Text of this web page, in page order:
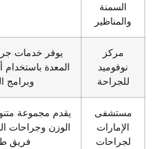
السمنة
والمناظير
مركز
نوفوميد
للجراحة
يوفر خدمات
المعدة باستخدام
وبرامج
مستشفى
الإمارات
لجراحات
يقدم مجموعة
الوزن وجراحات
فريق